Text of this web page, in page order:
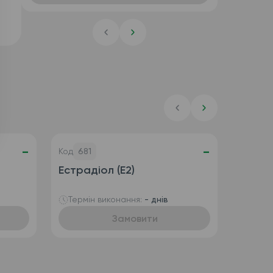
- Код 681 -
Естрадіол (E2)
Термін виконання: - днів
Замовити